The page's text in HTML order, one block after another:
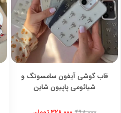
قاب گوشی آیفون سامسونگ و
شیائومی پاپیون شاین